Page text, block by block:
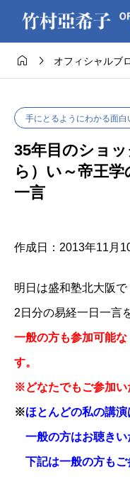
  オフィシャルブ
手にとるようにわかる面白
35年目のショ
ら）い～帝王学
一言
作成日：2013年11月
明日は盛和塾北大阪で
2日分の易経一日一言
一般の方も参加可能
す。
※どなたでもご参加い
※ほとんどの私の講
一般の方はお聴きい
下記は一般の方もご